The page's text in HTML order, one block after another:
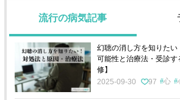
流行の病気記事
幻聴の消し方を知りた
可能性と治療法・受診
修】
2025-09-30
97 心